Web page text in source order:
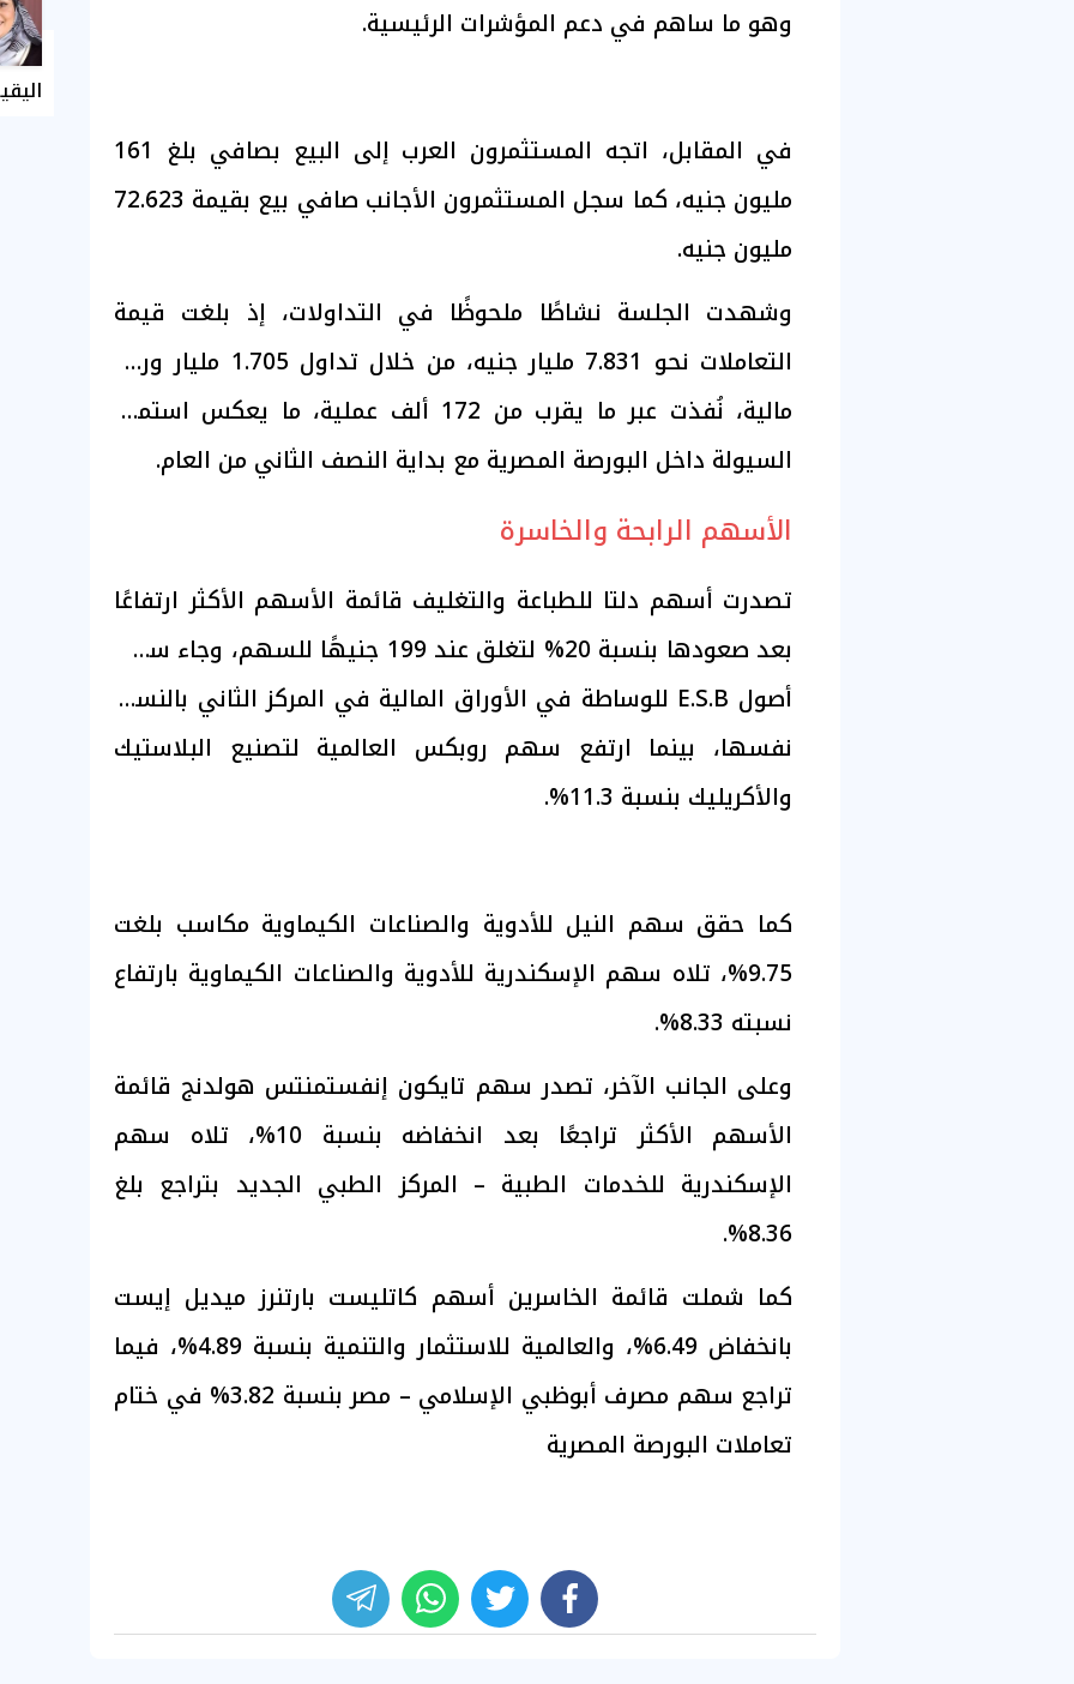
وهو ما ساهم في دعم المؤشرات الرئيسية.
في المقابل، اتجه المستثمرون العرب إلى البيع بصافي بلغ 161
مليون جنيه، كما سجل المستثمرون الأجانب صافي بيع بقيمة 72.623
مليون جنيه.
وشهدت الجلسة نشاطًا ملحوظًا في التداولات، إذ بلغت قيمة
التعاملات نحو 7.831 مليار جنيه، من خلال تداول 1.705 مليار ورقة
مالية، نُفذت عبر ما يقرب من 172 ألف عملية، ما يعكس استمرار
السيولة داخل البورصة المصرية مع بداية النصف الثاني من العام.
الأسهم الرابحة والخاسرة
تصدرت أسهم دلتا للطباعة والتغليف قائمة الأسهم الأكثر ارتفاعًا
بعد صعودها بنسبة 20% لتغلق عند 199 جنيهًا للسهم، وجاء سهم
أصول E.S.B للوساطة في الأوراق المالية في المركز الثاني بالنسبة
نفسها، بينما ارتفع سهم روبكس العالمية لتصنيع البلاستيك
والأكريليك بنسبة 11.3%.
كما حقق سهم النيل للأدوية والصناعات الكيماوية مكاسب بلغت
9.75%، تلاه سهم الإسكندرية للأدوية والصناعات الكيماوية بارتفاع
نسبته 8.33%.
وعلى الجانب الآخر، تصدر سهم تايكون إنفستمنتس هولدنج قائمة
الأسهم الأكثر تراجعًا بعد انخفاضه بنسبة 10%، تلاه سهم
الإسكندرية للخدمات الطبية – المركز الطبي الجديد بتراجع بلغ
8.36%.
كما شملت قائمة الخاسرين أسهم كاتليست بارتنرز ميديل إيست
بانخفاض 6.49%، والعالمية للاستثمار والتنمية بنسبة 4.89%، فيما
تراجع سهم مصرف أبوظبي الإسلامي – مصر بنسبة 3.82% في ختام
تعاملات البورصة المصرية